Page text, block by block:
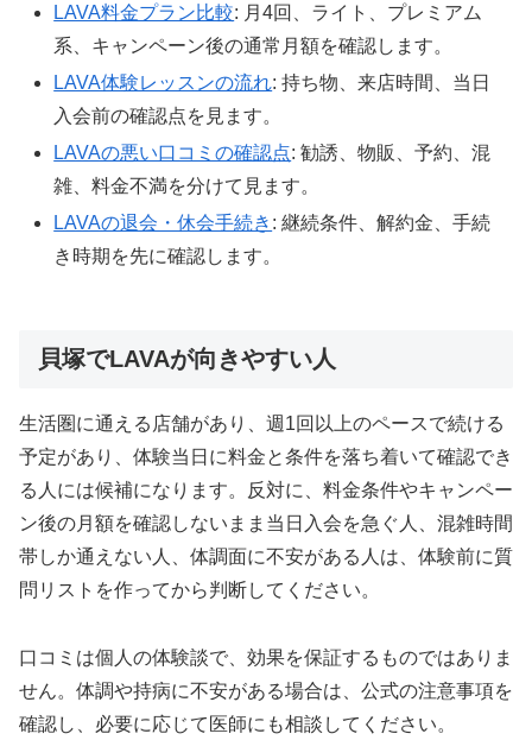
LAVA料金プラン比較: 月4回、ライト、プレミアム
系、キャンペーン後の通常月額を確認します。
LAVA体験レッスンの流れ: 持ち物、来店時間、当日
入会前の確認点を見ます。
LAVAの悪い口コミの確認点: 勧誘、物販、予約、混
雑、料金不満を分けて見ます。
LAVAの退会・休会手続き : 継続条件、解約金、手続
き時期を先に確認します。
貝塚でLAVAが向きやすい人
生活圏に通える店舗があり、週1回以上のペースで続ける
予定があり、体験当日に料金と条件を落ち着いて確認でき
る人には候補になります。反対に、料金条件やキャンペー
ン後の月額を確認しないまま当日入会を急ぐ人、混雑時間
帯しか通えない人、体調面に不安がある人は、体験前に質
問リストを作ってから判断してください。
口コミは個人の体験談で、効果を保証するものではありま
せん。体調や持病に不安がある場合は、公式の注意事項を
確認し、必要に応じて医師にも相談してください。